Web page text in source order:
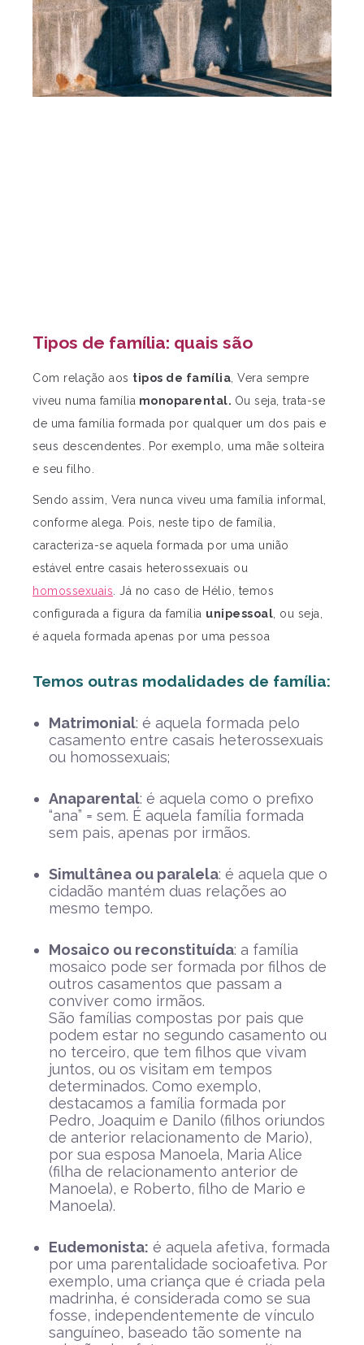
Tipos de família: quais são
Com relação aos tipos de família, Vera sempre
viveu numa família monoparental. Ou seja, trata-se
de uma família formada por qualquer um dos pais e
seus descendentes. Por exemplo, uma mãe solteira
e seu filho.
Sendo assim, Vera nunca viveu uma família informal,
conforme alega. Pois, neste tipo de família,
caracteriza-se aquela formada por uma união
estável entre casais heterossexuais ou
homossexuais. Já no caso de Hélio, temos
configurada a figura da família unipessoal, ou seja,
é aquela formada apenas por uma pessoa
Temos outras modalidades de família:
Matrimonial: é aquela formada pelo
casamento entre casais heterossexuais
ou homossexuais;
Anaparental: é aquela como o prefixo
“ana” = sem. É aquela família formada
sem pais, apenas por irmãos.
Simultânea ou paralela: é aquela que o
cidadão mantém duas relações ao
mesmo tempo.
Mosaico ou reconstituída: a família
mosaico pode ser formada por filhos de
outros casamentos que passam a
conviver como irmãos.
São famílias compostas por pais que
podem estar no segundo casamento ou
no terceiro, que tem filhos que vivam
juntos, ou os visitam em tempos
determinados. Como exemplo,
destacamos a família formada por
Pedro, Joaquim e Danilo (filhos oriundos
de anterior relacionamento de Mario),
por sua esposa Manoela, Maria Alice
(filha de relacionamento anterior de
Manoela), e Roberto, filho de Mario e
Manoela).
Eudemonista: é aquela afetiva, formada
por uma parentalidade socioafetiva. Por
exemplo, uma criança que é criada pela
madrinha, é considerada como se sua
fosse, independentemente de vínculo
sanguíneo, baseado tão somente na